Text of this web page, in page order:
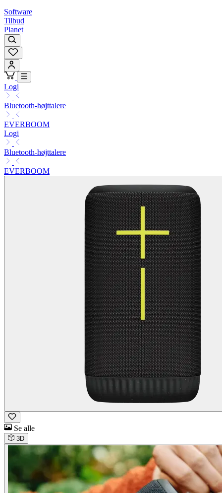
Software
Tilbud
Planet
Logi
Bluetooth-højttalere
EVERBOOM
Logi
Bluetooth-højttalere
EVERBOOM
Se alle
3D